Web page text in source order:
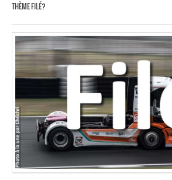
THÈME FILÉ?